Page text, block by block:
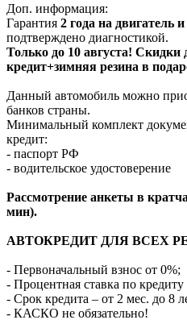
Доп. информация:
Гарантия 2 года на двигатель
подтверждено диагностикой.
Только до 10 августа! Скидки
кредит+зимняя резина в
Данный автомобиль можно
банков страны.
Минимальный комплект
кредит:
- паспорт РФ
- водительское удостоверение
Рассмотрение анкеты в
мин).
АВТОКРЕДИТ ДЛЯ ВСЕХ
- Первоначальный взнос от 0%;
- Процентная ставка по
- Срок кредита – от 2 мес. до 8
- КАСКО не обязательно!